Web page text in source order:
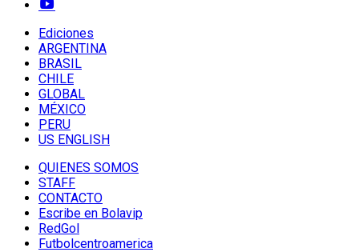
Ediciones
ARGENTINA
BRASIL
CHILE
GLOBAL
MÉXICO
PERU
US ENGLISH
QUIENES SOMOS
STAFF
CONTACTO
Escribe en Bolavip
RedGol
Futbolcentroamerica